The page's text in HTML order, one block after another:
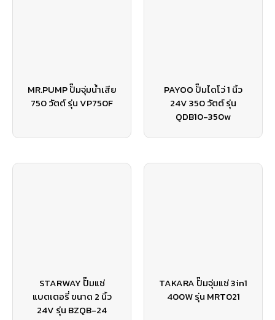
MR.PUMP ปั๊มจุ่มน้ำเสีย
750 วัตต์ รุ่น VP750F
PAYOO ปั๊มไดโว่ 1 นิ้ว
24V 350 วัตต์ รุ่น
QDB10-350w
STARWAY ปั๊มแช่
แบตเตอรี่ ขนาด 2 นิ้ว
24V รุ่น BZQB-24
TAKARA ปั๊มจุ่มแช่ 3in1
400W รุ่น MRT021